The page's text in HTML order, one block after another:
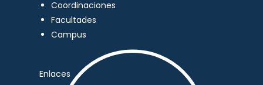
Coordinaciones
Facultades
Campus
Enlaces